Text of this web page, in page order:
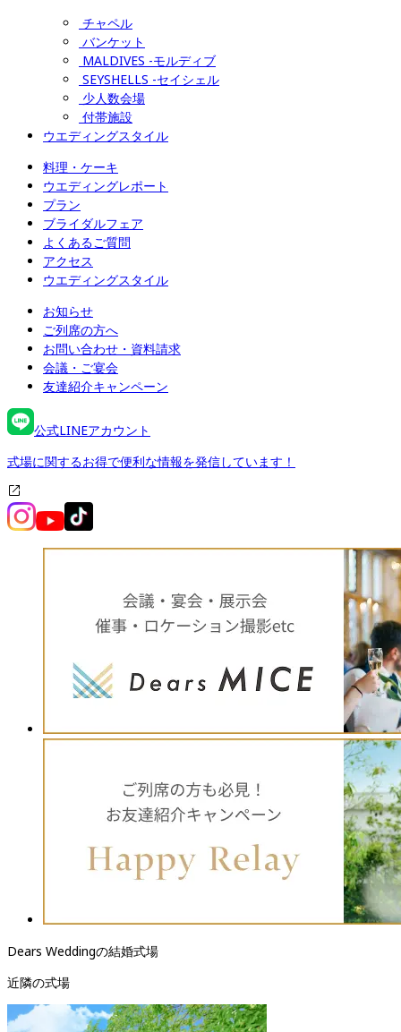
チャペル
バンケット
MALDIVES -モルディブ
SEYSHELLS -セイシェル
少人数会場
付帯施設
ウエディングスタイル
料理・ケーキ
ウエディングレポート
プラン
ブライダルフェア
よくあるご質問
アクセス
ウエディングスタイル
お知らせ
ご列席の方へ
お問い合わせ・資料請求
会議・ご宴会
友達紹介キャンペーン
公式LINEアカウント
式場に関するお得で便利な情報を発信しています！
Dears Weddingの結婚式場
近隣の式場